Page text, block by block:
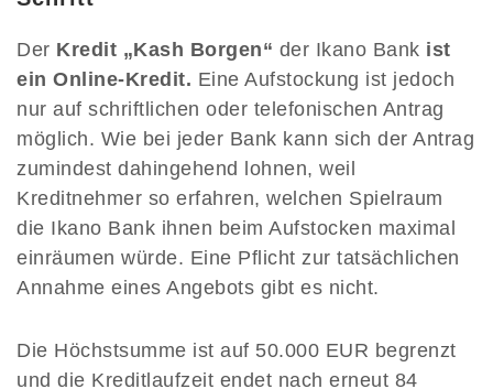
Der Kredit „Kash Borgen“ der Ikano Bank ist
ein Online-Kredit. Eine Aufstockung ist jedoch
nur auf schriftlichen oder telefonischen Antrag
möglich. Wie bei jeder Bank kann sich der Antrag
zumindest dahingehend lohnen, weil
Kreditnehmer so erfahren, welchen Spielraum
die Ikano Bank ihnen beim Aufstocken maximal
einräumen würde. Eine Pflicht zur tatsächlichen
Annahme eines Angebots gibt es nicht.
Die Höchstsumme ist auf 50.000 EUR begrenzt
und die Kreditlaufzeit endet nach erneut 84